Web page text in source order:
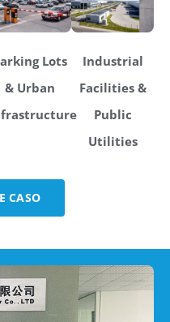
Lots
& Urban
Industrial
Facilities &
Public
Utilities
CASO